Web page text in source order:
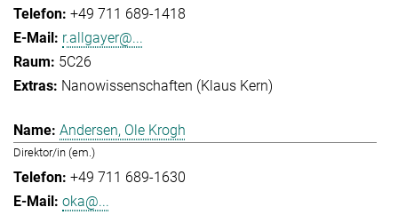
+49 711 689-1418
r.allgayer@...
5C26
Nanowissenschaften (Klaus Kern)
Andersen, Ole Krogh
Direktor/in (em.)
+49 711 689-1630
oka@...